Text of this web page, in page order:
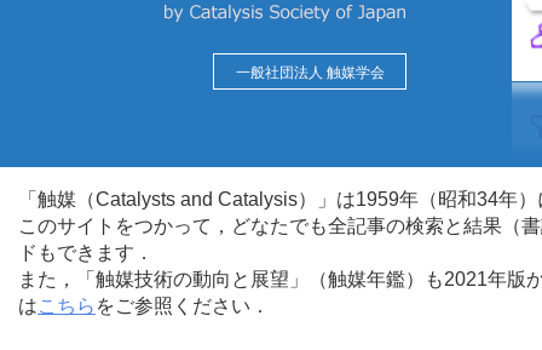
一般社団法人 触媒学会
「触媒（Catalysts and Catalysis）」は1959年（昭和34年
このサイトをつかって，どなたでも全記事の検索と結果（
ドもできます．
また，「触媒技術の動向と展望」（触媒年鑑）も2021年
はこちら をご参照ください．